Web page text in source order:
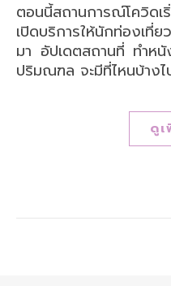
ตอนนี้สถานการณ์โควิดเริ่มคลี่คลายหลายๆ ประเทศเริ่ม
เปิดบริการให้นักท่องเที่ย
มา อัปเดตสถานที่ ทําหนั
ปริมณฑล จะมีที่ไหนบ้าง
ดู